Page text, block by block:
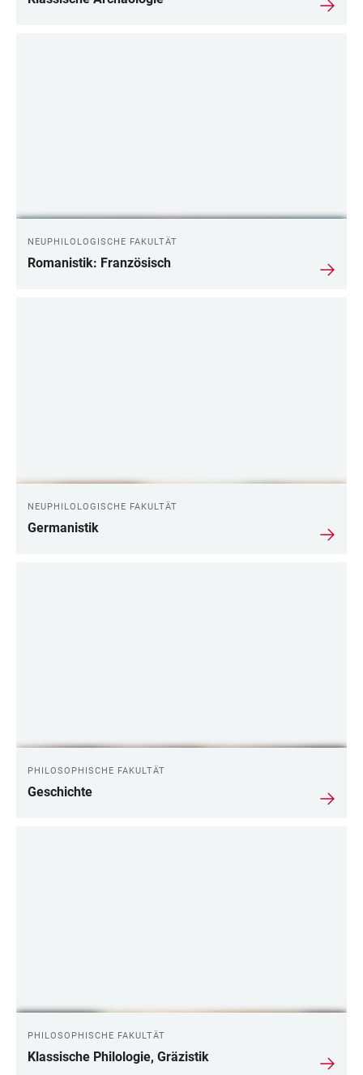
NEUPHILOLOGISCHE FAKULTÄT
Romanistik: Französisch
NEUPHILOLOGISCHE FAKULTÄT
Germanistik
PHILOSOPHISCHE FAKULTÄT
Geschichte
PHILOSOPHISCHE FAKULTÄT
Klassische Philologie, Gräzistik